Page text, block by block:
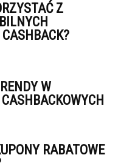
Z
W
RABATOWE